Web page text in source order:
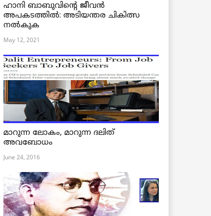
ഹാനി ബാബുവിന്റെ ജീവൻ
അപകടത്തിൽ: അടിയന്തര ചികിത്സ
നൽകുക
May 12, 2021
മാറുന്ന ലോകം, മാറുന്ന ദലിത്
അവബോധം
June 24, 2016